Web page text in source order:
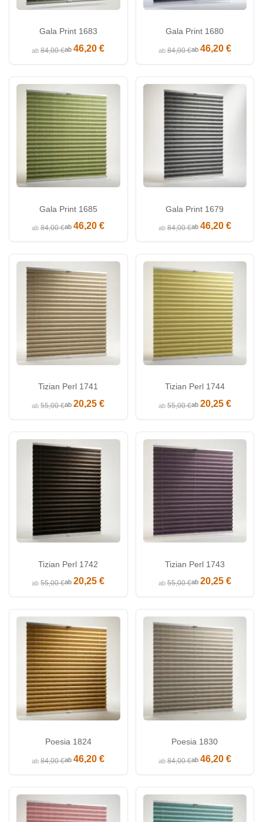
Gala Print 1683
ab84,00 €ab46,20 €
Gala Print 1680
ab84,00 €ab 46,20 €
Gala Print 1685
ab84,00 €ab46,20 €
Gala Print 1679
ab84,00 €ab 46,20 €
Tizian Perl 1741
ab55,00 €ab20,25 €
Tizian Perl 1744
ab55,00 €ab 20,25 €
Tizian Perl 1742
ab55,00 €ab20,25 €
Tizian Perl 1743
ab55,00 €ab 20,25 €
Poesia 1824
ab84,00 €ab46,20 €
Poesia 1830
ab84,00 €ab 46,20 €